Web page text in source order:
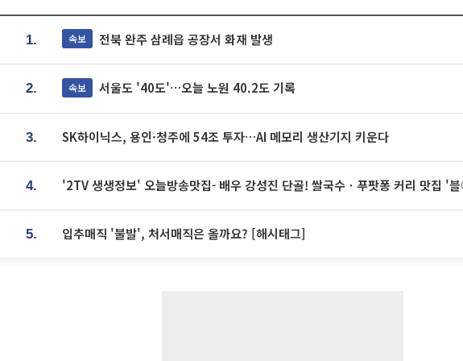
1. 속보 전북 완주 삼례읍 공장서 화재 발생
2. 속보 서울도 '40도'…오늘 노원 40.2도 기록
3. SK하이닉스, 용인·청주에 54조 투자…AI 메모리 생산기지 키운다
4. '2TV 생생정보' 오늘방송맛집- 배우 강성진 단골! 쌀국수ㆍ푸팟퐁 커리 맛
5. 입추매직 '불발', 처서매직은 올까요? [해시태그]